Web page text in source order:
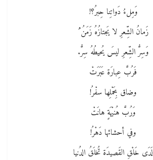
وَمِلءُ دَواتِنا حِبرُ؟!
زَمانُ الشِّعرِ لا يَجتازُهُ زَمَنُ ُ
وَسِرُّ الشِّعرِ ليسَ يُحيطُهُ سِرُّ.
فَرُبَّ عِبارَة عَبَرَتْ
وضاق بِحَمْلِها سفْرُ!
وَرُبَّ هُنيْهَةٍ هانَتْ
وفي أحشائها دَهْرُ!
لَدَى خَلْقِ القَصيدَة تُخلَقُ الدُنيا